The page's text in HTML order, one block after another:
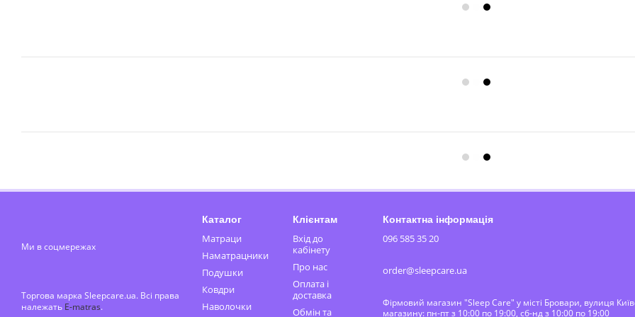
Ми в соцмережах
Торгова марка Sleepcare.ua. Всі права
належать E-matras.
Каталог
Матраци
Наматрацники
Подушки
Ковдри
Наволочки
Клієнтам
Вхід до
кабінету
Про нас
Оплата і
доставка
Обмін та
Контактна інформація
096 585 35 20
order@sleepcare.ua
Фірмовий магазин "Sleep Care" у місті Бровари, вулиця
магазину: пн-пт з 10:00 по 19:00, сб-нд з 10:00 по 19:00